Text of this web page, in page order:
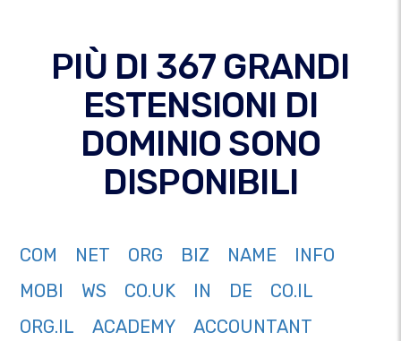
PIÙ DI 367 GRANDI
ESTENSIONI DI
DOMINIO SONO
DISPONIBILI
COM NET ORG BIZ NAME
INFO
MOBI
WS CO.UK IN DE
CO.IL
ORG.IL
ACADEMY
ACCOUNTANT